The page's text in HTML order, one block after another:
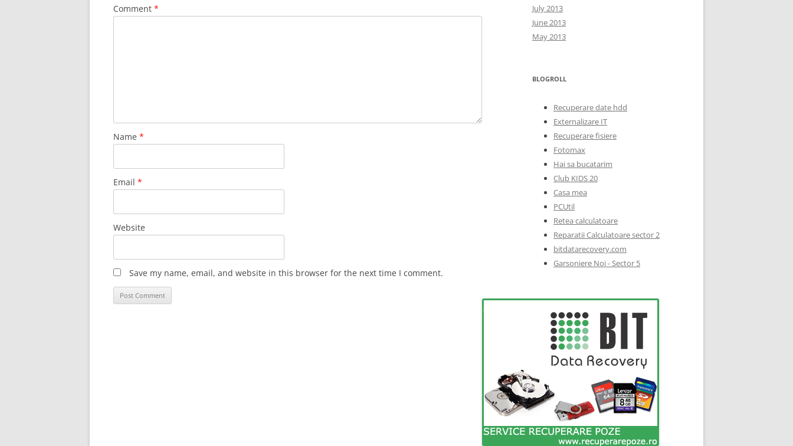
Comment *
Name *
Email *
Website
Save my name, email, and website in this browser for the next time I comment.
July 2013
June 2013
May 2013
BLOGROLL
Recuperare date hdd
Externalizare IT
Recuperare fisiere
Fotomax
Hai sa bucatarim
Club KIDS 20
Casa mea
PCUtil
Retea calculatoare
Reparatii Calculatoare sector 2
bitdatarecovery.com
Garsoniere Noi - Sector 5